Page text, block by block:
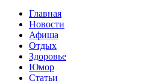
Главная
Новости
Афиша
Отдых
Здоровье
Юмор
Статьи